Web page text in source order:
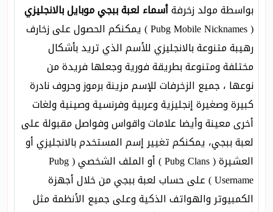
بواسطة مولد زخرفةأسماء لعبة ببجي موبايل بالانجليزي
( Pubg Mobile Nicknames ) يمكنكم الحصول على زخارف
رهيبة متنوعة بالانجليزي للأسم الذي تريد بأشكال
مختلفة ومتنوعة بطريقة فورية وجعلها فريدة من
نوعها ، جميع الزخرفات للإسم مزينة برموز وحروف نادرة
كبيرة وصغيرة إنجليزية وعربية وفرنسية وصينية ولغات
أخرى معينة وأيضا علامات واقواس وفواصل مقبولة على
لعبة ببجي، يمكنكم تغيير إسم المستخدم بالانجليزي أو
العشيرة ( Pubg Clans ) أو الملف الشخصي ( Pubg
Username ) على حساب لعبة ببجي من خلال أجهزة
الكمبيوتر والهواتف الذكية وعلى جميع الأنظمة مثل